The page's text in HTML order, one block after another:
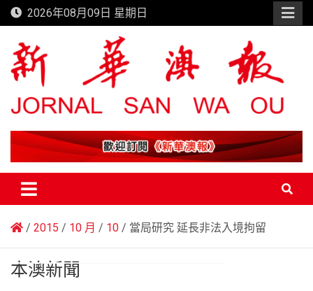
Skip
to
content
2026年08月09日 星期日
新華澳報
2015 10 月 10 當局研究 延長非法入境拘留
本澳新聞